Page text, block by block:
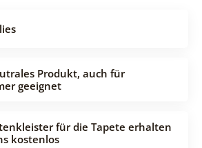
Produkt, auch für
geeignet
für die Tapete erhalten
kostenlos